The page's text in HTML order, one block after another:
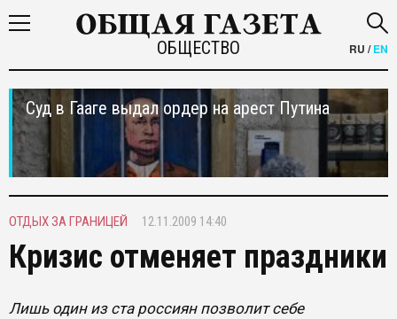
ОБЩЕСТВО RU /EN
Суд в Гааге выдал ордер на арест Путина
ОТДЫХ ЗА ГРАНИЦЕЙ 12.11.2009 14:40
Кризис отменяет праздники
Лишь один из ста россиян позволит себе